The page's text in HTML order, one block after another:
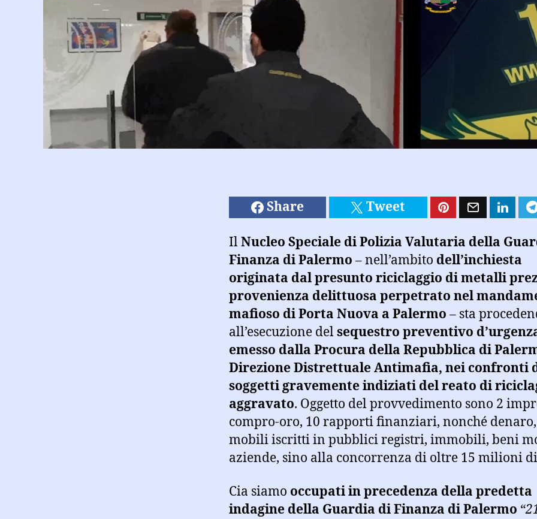
Share Tweet
IlNucleo Speciale di Polizia Valutaria della
Finanza di Palermo– nell’ambito dell’inchiesta
originata dal presunto riciclaggio di metalli
provenienza delittuosa perpetrato nel
mafioso di Porta Nuova a Palermo– sta
all’esecuzione delsequestro preventivo
emesso dalla Procura della Repubblica di
Direzione Distrettuale Antimafia, nei confronti
soggetti gravemente indiziati del reato di
aggravato. Oggetto del provvedimento sono 2
compro-oro, 10 rapporti finanziari, nonché
mobili iscritti in pubblici registri, immobili, beni
aziende, sino alla concorrenza di oltre 15 milioni
Cia siamo occupati in precedenza della predetta
indagine della Guardia di Finanza di Palermo “